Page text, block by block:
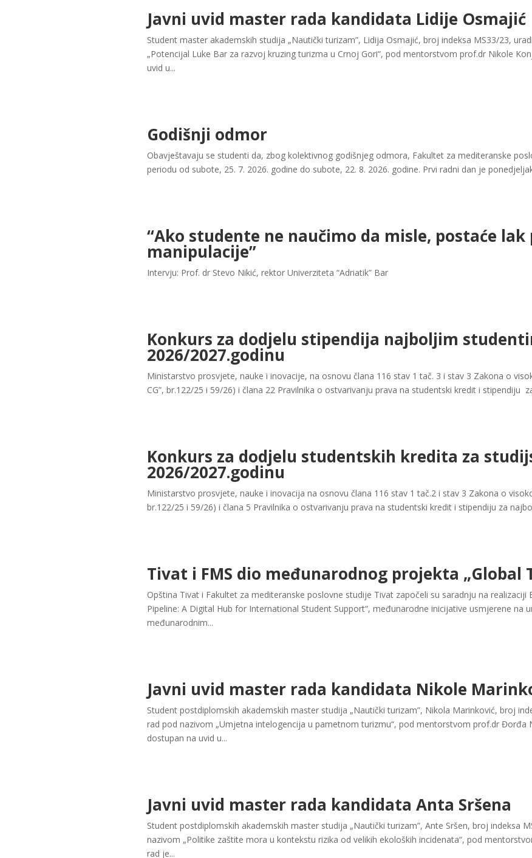
Javni uvid master rada kandidata Lidije Osmajić
Student master akademskih studija „Nautički turizam”, Lidija Osmajić, broj indeksa MS33/23,
„Potencijal Luke Bar za razvoj kruzing turizma u Crnoj Gori“, pod mentorstvom prof.dr Nikole
uvid u...
Godišnji odmor
Obavještavaju se studenti da, zbog kolektivnog godišnjeg odmora, Fakultet za mediteranske
periodu od subote, 25. 7. 2026. godine do subote, 22. 8. 2026. godine. Prvi radni dan je
“Ako studente ne naučimo da misle, postaće lak
manipulacije”
Intervju: Prof. dr Stevo Nikić, rektor Univerziteta “Adriatik” Bar
Konkurs za dodjelu stipendija najboljim
2026/2027.godinu
Ministarstvo prosvjete, nauke i inovacije, na osnovu člana 116 stav 1 tač. 3 i stav 3 Zakona o
CG”, br.122/25 i 59/26) i člana 22 Pravilnika o ostvarivanju prava na studentski kredit i stipendiju
Konkurs za dodjelu studentskih kredita za
2026/2027.godinu
Ministarstvo prosvjete, nauke i inovacija na osnovu člana 116 stav 1 tač.2 i stav 3 Zakona o
br.122/25 i 59/26) i člana 5 Pravilnika o ostvarivanju prava na studentski kredit i stipendiju za
Tivat i FMS dio međunarodnog projekta „Global
Opština Tivat i Fakultet za mediteranske poslovne studije Tivat započeli su saradnju na realizaciji
Pipeline: A Digital Hub for International Student Support“, međunarodne inicijative usmjerene na
međunarodnim...
Javni uvid master rada kandidata Nikole
Student postdiplomskih akademskih master studija „Nautički turizam”, Nikola Marinković, broj
rad pod nazivom „Umjetna intelogencija u pametnom turizmu“, pod mentorstvom prof.dr Đorđa
dostupan na uvid u...
Javni uvid master rada kandidata Anta Sršena
Student postdiplomskih akademskih master studija „Nautički turizam”, Ante Sršen, broj indeksa
nazivom „Politike zaštite mora u kontekstu rizika od velikih ekoloških incidenata“, pod
rad je...